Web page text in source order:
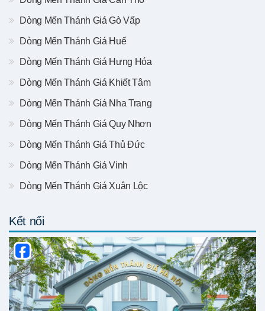
Dòng Mến Thánh Giá Gò Vấp
Dòng Mến Thánh Giá Huế
Dòng Mến Thánh Giá Hưng Hóa
Dòng Mến Thánh Giá Khiết Tâm
Dòng Mến Thánh Giá Nha Trang
Dòng Mến Thánh Giá Quy Nhơn
Dòng Mến Thánh Giá Thủ Đức
Dòng Mến Thánh Giá Vinh
Dòng Mến Thánh Giá Xuân Lộc
Kết nối